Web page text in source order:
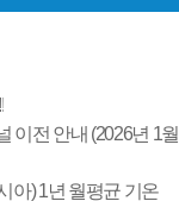
이전 안내 (2026년 1월
아) 1년 월평균 기온